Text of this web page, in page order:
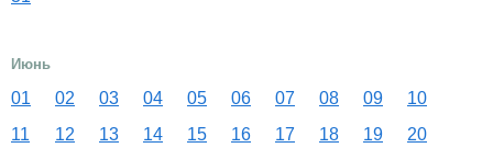
Июнь
01 02 03 04 05 06 07 08 09
10
11
12 13 14 15 16 17 18 19
20